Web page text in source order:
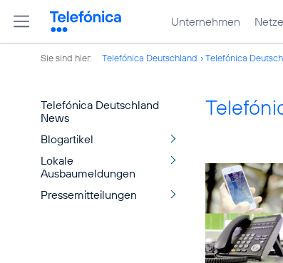
Unternehmen Netze
Sie sind hier: Telefónica Deutschland Telefónica
Telefónica Deutschland
News
Blogartikel
Lokale
Ausbaumeldungen
Pressemitteilungen